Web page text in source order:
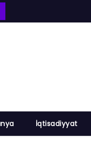
İqtisadiyyat